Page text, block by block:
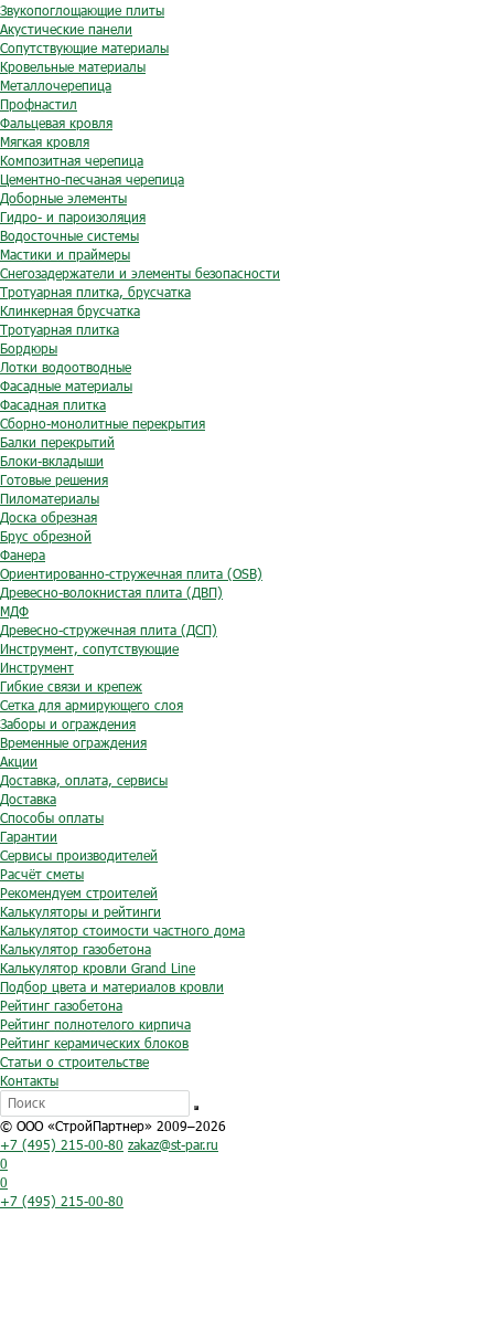
Звукопоглощающие плиты
Акустические панели
Сопутствующие материалы
Кровельные материалы
Металлочерепица
Профнастил
Фальцевая кровля
Мягкая кровля
Композитная черепица
Цементно-песчаная черепица
Доборные элементы
Гидро- и пароизоляция
Водосточные системы
Мастики и праймеры
Снегозадержатели и элементы безопасности
Тротуарная плитка, брусчатка
Клинкерная брусчатка
Тротуарная плитка
Бордюры
Лотки водоотводные
Фасадные материалы
Фасадная плитка
Сборно-монолитные перекрытия
Балки перекрытий
Блоки-вкладыши
Готовые решения
Пиломатериалы
Доска обрезная
Брус обрезной
Фанера
Ориентированно-стружечная плита (OSB)
Древесно-волокнистая плита (ДВП)
МДФ
Древесно-стружечная плита (ДСП)
Инструмент, сопутствующие
Инструмент
Гибкие связи и крепеж
Сетка для армирующего слоя
Заборы и ограждения
Временные ограждения
Акции
Доставка, оплата, сервисы
Доставка
Способы оплаты
Гарантии
Сервисы производителей
Расчёт сметы
Рекомендуем строителей
Калькуляторы и рейтинги
Калькулятор стоимости частного дома
Калькулятор газобетона
Калькулятор кровли Grand Line
Подбор цвета и материалов кровли
Рейтинг газобетона
Рейтинг полнотелого кирпича
Рейтинг керамических блоков
Статьи о строительстве
Контакты
© ООО «СтройПартнер» 2009–2026
+7 (495) 215-00-80 zakaz@st-par.ru
0
0
+7 (495) 215-00-80